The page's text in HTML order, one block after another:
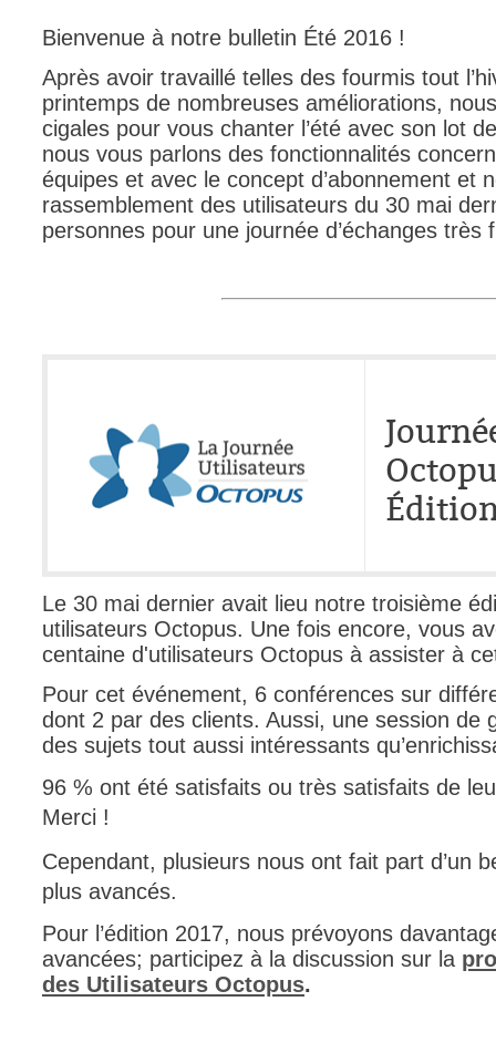
Comment nous
Configuration
Configuration
Configurations
Coup de coeur
Équipes non TI
externe
FAQ
Formations
Formulaire
Gestion des
Gestion des
groupe
Incident
Bienvenue à notre bulletin Été 2016 !
Après avoir travaillé telles des fourmis tout
printemps de nombreuses améliorations,
cigales pour vous chanter l’été avec son lot
nous vous parlons des fonctionnalités
équipes et avec le concept d’abonnement et
rassemblement des utilisateurs du 30 mai
personnes pour une journée d’échanges très
Le 30 mai dernier avait lieu notre troisième
utilisateurs Octopus. Une fois encore, vous
centaine d'utilisateurs Octopus à assister à
Pour cet événement, 6 conférences sur
dont 2 par des clients. Aussi, une session de
des sujets tout aussi intéressants
96 % ont été satisfaits ou très satisfaits de
Merci !
Cependant, plusieurs nous ont fait part d’un
plus avancés.
Pour l’édition 2017, nous prévoyons
avancées; participez à la discussion sur la
des Utilisateurs Octopus.